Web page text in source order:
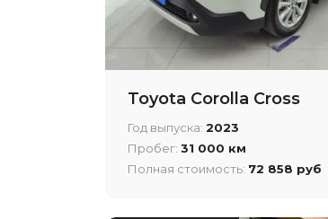
Toyota Corolla Cross
Год выпуска: 2023
Пробег: 31 000 км
Полная стоимость: 72 858 руб